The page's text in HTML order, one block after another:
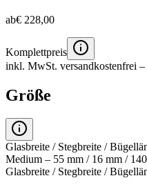
ab€ 228,00
Komplettpreis
inkl. MwSt. versandkostenfrei –
Größe
Glasbreite / Stegbreite /
Medium – 55 mm / 16 mm /
Glasbreite / Stegbreite /